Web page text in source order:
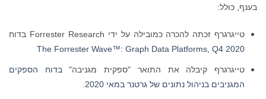
בענף, כולל:
טייגרגרף זכתה להכרה כמובילה על ידי Forrester Research בדוח
The Forrester Wave™: Graph Data Platforms, Q4 2020
טייגרגרף קיבלה את התואר "ספקית מגניבה"בדוח הספקים
המגניבים בניהול נתונים של גרטנר במאי 2020